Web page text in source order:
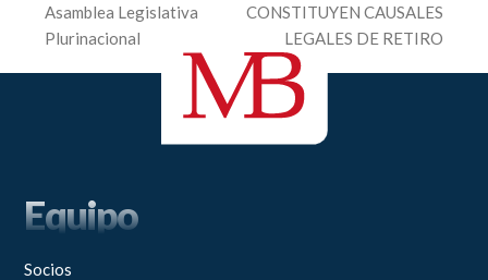
post:
Asamblea Legislativa
Plurinacional
post:
CONSTITUYEN CAUSALES
LEGALES DE RETIRO
Equipo
Socios